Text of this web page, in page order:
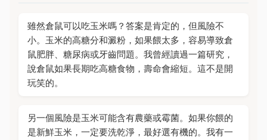
雖然倉鼠可以吃玉米嗎？答案是肯定的，但風險不
小。玉米的高糖分和澱粉，如果餵太多，容易導致倉
鼠肥胖、糖尿病或牙齒問題。我曾經讀過一篇研究，
說倉鼠如果長期吃高糖食物，壽命會縮短。這不是開
玩笑的。
另一個風險是玉米可能含有農藥或霉菌。如果你餵的
是新鮮玉米，一定要洗乾淨，最好選有機的。我有一